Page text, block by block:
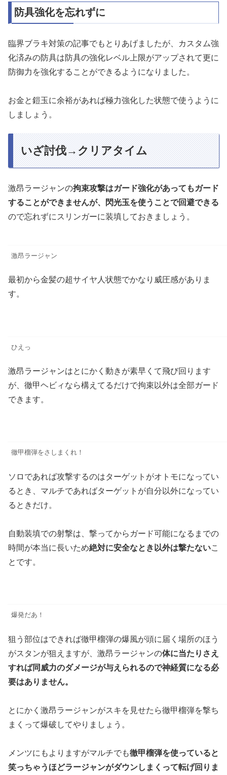
防具強化を忘れずに
臨界ブラキ対策の記事でもとりあげましたが、カスタム強
化済みの防具は防具の強化レベル上限がアップされて更に
防御力を強化することができるようになりました。
お金と鎧玉に余裕があれば極力強化した状態で使うように
しましょう。
いざ討伐→クリアタイム
激昂ラージャンの拘束攻撃はガード強化があってもガード
することができませんが、閃光玉を使うことで回避できる
ので忘れずにスリンガーに装填しておきましょう。
激昂ラージャン
最初から金髪の超サイヤ人状態でかなり威圧感がありま
す。
ひえっ
激昂ラージャンはとにかく動きが素早くて飛び回ります
が、徹甲ヘビィなら構えてるだけで拘束以外は全部ガード
できます。
徹甲榴弾をさしまくれ！
ソロであれば攻撃するのはターゲットがオトモになってい
るとき、マルチであればターゲットが自分以外になってい
るときだけ。
自動装填での射撃は、撃ってからガード可能になるまでの
時間が本当に長いため絶対に安全なとき以外は撃たないこ
とです。
爆発だあ！
狙う部位はできれば徹甲榴弾の爆風が頭に届く場所のほう
がスタンが狙えますが、激昂ラージャンの体に当たりさえ
すれば同威力のダメージが与えられるので神経質になる必
要はありません。
とにかく激昂ラージャンがスキを見せたら徹甲榴弾を撃ち
まくって爆破してやりましょう。
メンツにもよりますがマルチでも徹甲榴弾を使っていると
笑っちゃうほどラージャンがダウンしまくって転げ回りま